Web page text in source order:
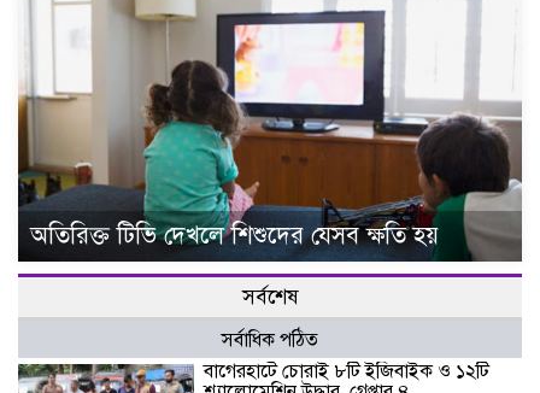
অতিরিক্ত টিভি দেখলে শিশুদের যেসব ক্ষতি হয়
সর্বশেষ
সর্বাধিক পঠিত
বাগেরহাটে চোরাই ৮টি ইজিবাইক ও ১২টি